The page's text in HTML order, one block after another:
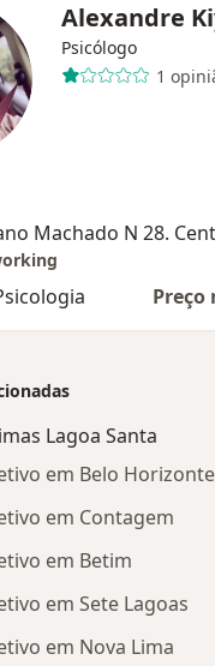
Alexandre
Psicólogo
1
Preço
Lagoa Santa
em Belo Horizonte
em Contagem
em Betim
em Sete Lagoas
em Nova Lima